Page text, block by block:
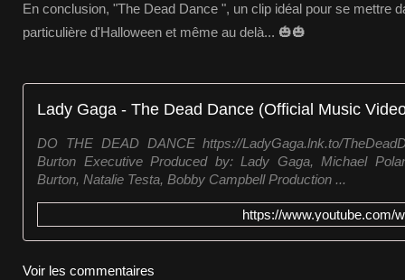
En conclusion, "The Dead Dance ", un clip idéal pour se mettre
particulière d'Halloween et même au delà... 🎃🎃
Lady Gaga - The Dead Dance (Official Music
DO THE DEAD DANCE https://LadyGaga.lnk.to/
Burton Executive Produced by: Lady Gaga, Michael
Burton, Natalie Testa, Bobby Campbell Production ...
https://www.youtube.com/
Voir les commentaires